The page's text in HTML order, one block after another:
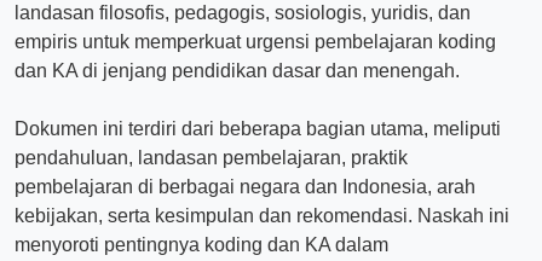
landasan filosofis, pedagogis, sosiologis, yuridis, dan
empiris untuk memperkuat urgensi pembelajaran koding
dan KA di jenjang pendidikan dasar dan menengah.
Dokumen ini terdiri dari beberapa bagian utama, meliputi
pendahuluan, landasan pembelajaran, praktik
pembelajaran di berbagai negara dan Indonesia, arah
kebijakan, serta kesimpulan dan rekomendasi. Naskah ini
menyoroti pentingnya koding dan KA dalam